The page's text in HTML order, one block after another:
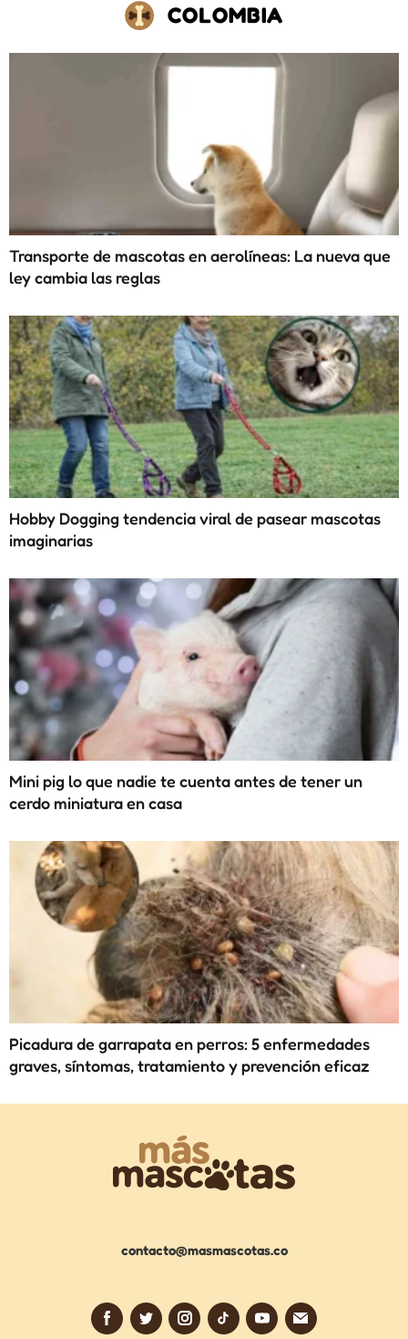
COLOMBIA
Transporte de mascotas en aerolíneas: La nueva que
ley cambia las reglas
Hobby Dogging tendencia viral de pasear mascotas
imaginarias
Mini pig lo que nadie te cuenta antes de tener un
cerdo miniatura en casa
Picadura de garrapata en perros: 5 enfermedades
graves, síntomas, tratamiento y prevención eficaz
contacto@masmascotas.co